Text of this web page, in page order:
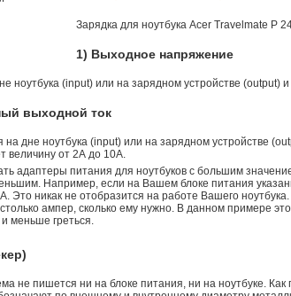
Зарядка для ноутбука Acer Travelmate P
1) Выходное напряжение
ноутбука (input) или на зарядном устройстве (output)
выходной ток
дне ноутбука (input) или на зарядном устройстве
величину от 2А до 10A.
адаптеры питания для ноутбуков с большим
Например, если на Вашем блоке питания
Это никак не отобразится на работе Вашего
ампер, сколько ему нужно. В данном примере
меньше греться.
не пишется ни на блоке питания, ни на ноутбуке.